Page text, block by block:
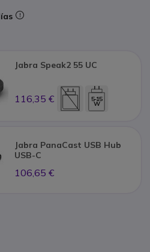
Jabra Speak2 55 UC
116,35 € 5-15
W
Jabra PanaCast USB Hub
USB-C
106,65 €